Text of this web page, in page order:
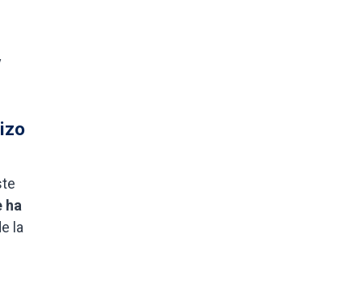
ha
la